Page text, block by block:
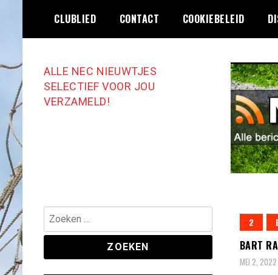
de
CLUBLIED CONTACT COOKIEBELEID
ALLE NEC NIEUWTJES
SELECTIEF VOOR JOU
VERZAMELD!
2
BART
MEI 2, 2022
Zoeken
naar: